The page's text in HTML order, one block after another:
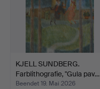
KJELL SUNDBERG.
Farblithografie, "Gula pav…
Beendet 19. Mai 2026